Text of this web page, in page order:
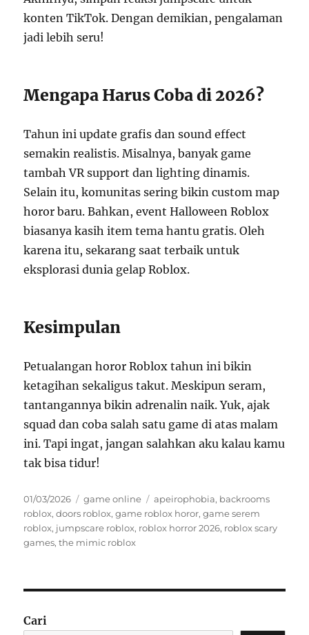
konten TikTok. Dengan demikian, pengalaman
jadi lebih seru!
Mengapa Harus Coba di 2026?
Tahun ini update grafis dan sound effect
semakin realistis. Misalnya, banyak game
tambah VR support dan lighting dinamis.
Selain itu, komunitas sering bikin custom map
horor baru. Bahkan, event Halloween Roblox
biasanya kasih item tema hantu gratis. Oleh
karena itu, sekarang saat terbaik untuk
eksplorasi dunia gelap Roblox.
Kesimpulan
Petualangan horor Roblox tahun ini bikin
ketagihan sekaligus takut. Meskipun seram,
tantangannya bikin adrenalin naik. Yuk, ajak
squad dan coba salah satu game di atas malam
ini. Tapi ingat, jangan salahkan aku kalau kamu
tak bisa tidur!
Posted
on
01/03/2026 Categories
game online Tags
apeirophobia, backrooms
roblox,doors roblox,game roblox horor,game serem
roblox, jumpscare roblox, roblox horror 2026, roblox scary
games,the mimic roblox
Cari